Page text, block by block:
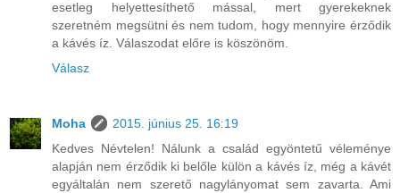
esetleg helyettesíthető mással, mert gyerekeknek
szeretném megsütni és nem tudom, hogy mennyire érződik
a kávés íz. Válaszodat előre is köszönöm.
Válasz
Moha
2015. június 25. 16:19
Kedves Névtelen! Nálunk a család egyöntetű véleménye
alapján nem érződik ki belőle külön a kávés íz, még a kávét
egyáltalán nem szerető nagylányomat sem zavarta. Ami